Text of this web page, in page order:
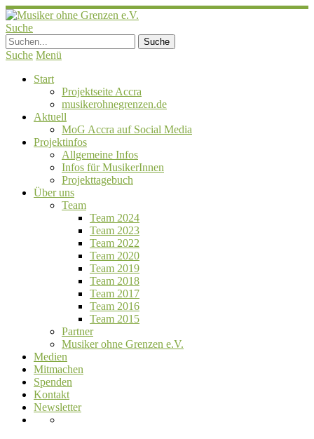
Suche
Suche Menü
Start
Projektseite Accra
musikerohnegrenzen.de
Aktuell
MoG Accra auf Social Media
Projektinfos
Allgemeine Infos
Infos für MusikerInnen
Projekttagebuch
Über uns
Team
Team 2024
Team 2023
Team 2022
Team 2020
Team 2019
Team 2018
Team 2017
Team 2016
Team 2015
Partner
Musiker ohne Grenzen e.V.
Medien
Mitmachen
Spenden
Kontakt
Newsletter